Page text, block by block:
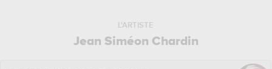
L'ARTISTE
Jean Siméon Chardin